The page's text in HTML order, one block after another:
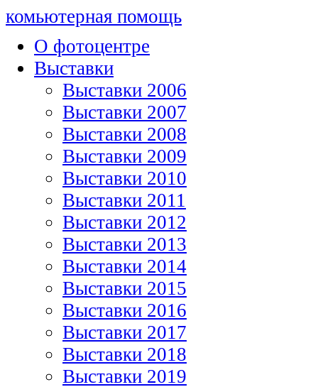
комьютерная помощь
О фотоцентре
Выставки
Выставки 2006
Выставки 2007
Выставки 2008
Выставки 2009
Выставки 2010
Выставки 2011
Выставки 2012
Выставки 2013
Выставки 2014
Выставки 2015
Выставки 2016
Выставки 2017
Выставки 2018
Выставки 2019